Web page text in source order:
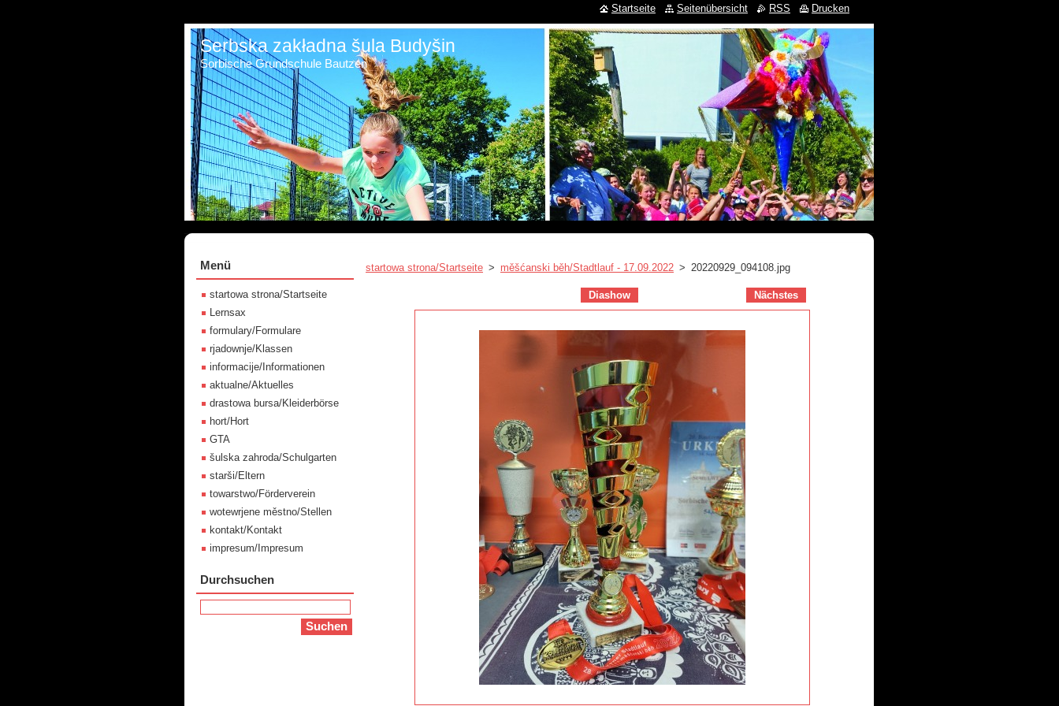
Serbska zakładna šula Budyšin
Sorbische Grundschule Bautzen
startowa strona/Startseite > měšćanski běh/Stadtlauf - 17.09.2022 > 20220929_094108.jpg
Diashow Nächstes
Menü
startowa strona/Startseite
Lernsax
formulary/Formulare
rjadownje/Klassen
informacije/Informationen
aktualne/Aktuelles
drastowa bursa/Kleiderbörse
hort/Hort
GTA
šulska zahroda/Schulgarten
starši/Eltern
towarstwo/Förderverein
wotewrjene městno/Stellen
kontakt/Kontakt
impresum/Impresum
Durchsuchen
Startseite Seitenübersicht RSS Drucken